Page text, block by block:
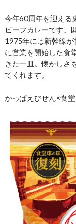
今年60周年を迎える
ビーフカレーです。
1975年には新幹線が
に営業を開始した食
きた一皿。懐かしさ
てくれます。
かっぱえびせん×食